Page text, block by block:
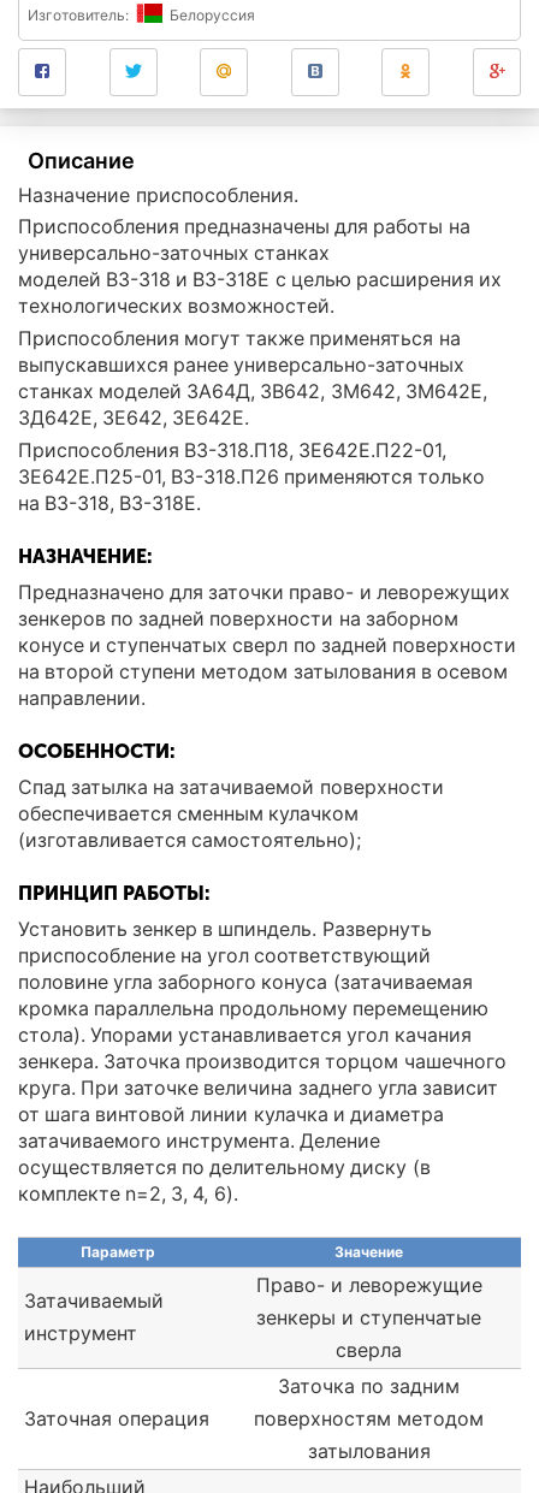
Изготовитель:
Белоруссия
Описание
Назначение приспособления.
Приспособления предназначены для работы на
универсально-заточных станках
моделей ВЗ-318 и ВЗ-318Е с целью расширения их
технологических возможностей.
Приспособления могут также применяться на
выпускавшихся ранее универсально-заточных
станках моделей 3А64Д, 3В642, 3М642, 3М642Е,
3Д642Е, 3Е642, 3Е642Е.
Приспособления ВЗ-318.П18, 3Е642Е.П22-01,
3Е642Е.П25-01, ВЗ-318.П26 применяются только
на ВЗ-318, ВЗ-318Е.
НАЗНАЧЕНИЕ:
Предназначено для заточки право- и леворежущих
зенкеров по задней поверхности на заборном
конусе и ступенчатых сверл по задней поверхности
на второй ступени методом затылования в осевом
направлении.
ОСОБЕННОСТИ:
Спад затылка на затачиваемой поверхности
обеспечивается сменным кулачком
(изготавливается самостоятельно);
ПРИНЦИП РАБОТЫ:
Установить зенкер в шпиндель. Развернуть
приспособление на угол соответствующий
половине угла заборного конуса (затачиваемая
кромка параллельна продольному перемещению
стола). Упорами устанавливается угол качания
зенкера. Заточка производится торцом чашечного
круга. При заточке величина заднего угла зависит
от шага винтовой линии кулачка и диаметра
затачиваемого инструмента. Деление
осуществляется по делительному диску (в
комплекте n=2, 3, 4, 6).
Параметр Значение
Затачиваемый
инструмент
Право- и леворежущие
зенкеры и ступенчатые
сверла
Заточная операция
Заточка по задним
поверхностям методом
затылования
Наибольший